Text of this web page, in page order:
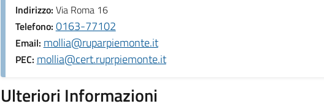
Indirizzo: Via Roma 16
Telefono: 0163-77102
Email: mollia@ruparpiemonte.it
PEC: mollia@cert.ruprpiemonte.it
Ulteriori Informazioni